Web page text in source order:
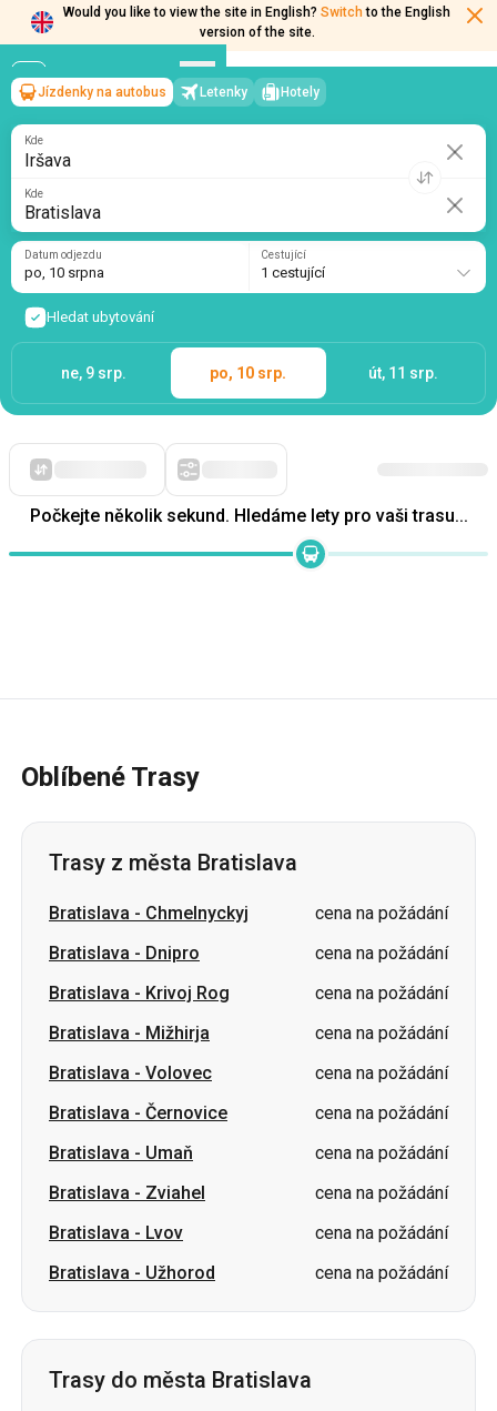
Would you like to view the site in English? Switch to the English
version of the site.
Iršava
Jízdenky na autobus Letenky Hotely
Kde
Datum odjezdu
po, 10 srpna
Hledat ubytování
Počkejte několik sekund. Hledáme lety pro vaši trasu...
Oblíbené Trasy
Trasy z města Bratislava
Bratislava - Chmelnyckyj
cena na požádání
Bratislava - Dnipro
cena na požádání
Bratislava - Krivoj Rog
cena na požádání
Bratislava - Mižhirja
cena na požádání
Bratislava - Volovec
cena na požádání
Bratislava - Černovice
cena na požádání
Bratislava - Umaň
cena na požádání
Bratislava - Zviahel
cena na požádání
Bratislava - Lvov
cena na požádání
Bratislava - Užhorod cena na požádání
Trasy do města Bratislava